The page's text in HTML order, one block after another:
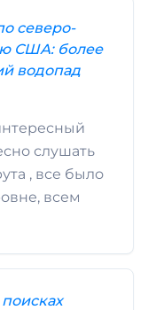
северо-
США: более
водопад
слушать
, все было
всем